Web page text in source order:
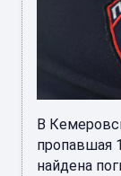
В
пропавшая
найдена